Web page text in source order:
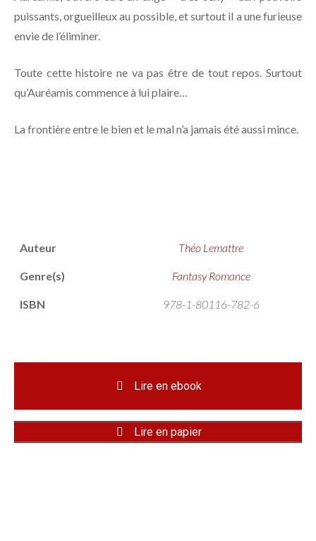
puissants, orgueilleux au possible, et surtout il a une furieuse
envie de l’éliminer.
Toute cette histoire ne va pas être de tout repos. Surtout
qu’Auréamis commence à lui plaire…
La frontière entre le bien et le mal n’a jamais été aussi mince.
Auteur Théo Lemattre
Genre(s) Fantasy Romance
ISBN 978-1-80116-782-6
Lire en ebook
Lire en papier